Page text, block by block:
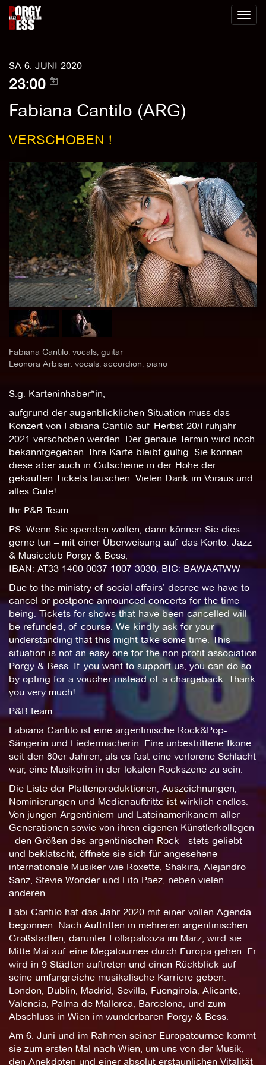
Toggle
SA 6. JUNI 2020
23:00
Fabiana Cantilo (ARG)
VERSCHOBEN !
Fabiana Cantilo: vocals, guitar
Leonora Arbiser: vocals, accordion, piano
S.g. Karteninhaber*in,
aufgrund der augenblicklichen Situation muss das
Konzert von Fabiana Cantilo auf Herbst 20/Frühjahr
2021 verschoben werden. Der genaue Termin wird noch
bekanntgegeben. Ihre Karte bleibt gültig. Sie können
diese aber auch in Gutscheine in der Höhe der
gekauften Tickets tauschen. Vielen Dank im Voraus und
alles Gute!
Ihr P&B Team
PS: Wenn Sie spenden wollen, dann können Sie dies
gerne tun – mit einer Überweisung auf das Konto: Jazz
& Musicclub Porgy & Bess,
IBAN: AT33 1400 0037 1007 3030, BIC: BAWAATWW
Due to the ministry of social affairs’ decree we have to
cancel or postpone announced concerts for the time
being. Tickets for shows that have been cancelled will
be refunded, of course. We kindly ask for your
understanding that this might take some time. This
situation is not an easy one for the non-profit association
Porgy & Bess. If you want to support us, you can do so
by opting for a voucher instead of a chargeback. Thank
you very much!
P&B team
Fabiana Cantilo ist eine argentinische Rock&Pop-
Sängerin und Liedermacherin. Eine unbestrittene Ikone
seit den 80er Jahren, als es fast eine verlorene Schlacht
war, eine Musikerin in der lokalen Rockszene zu sein.
Die Liste der Plattenproduktionen, Auszeichnungen,
Nominierungen und Medienauftritte ist wirklich endlos.
Von jungen Argentiniern und Lateinamerikanern aller
Generationen sowie von ihren eigenen Künstlerkollegen
- den Größen des argentinischen Rock - stets geliebt
und beklatscht, öffnete sie sich für angesehene
internationale Musiker wie Roxette, Shakira, Alejandro
Sanz, Stevie Wonder und Fito Paez, neben vielen
anderen.
Fabi Cantilo hat das Jahr 2020 mit einer vollen Agenda
begonnen. Nach Auftritten in mehreren argentinischen
Großstädten, darunter Lollapalooza im März, wird sie
Mitte Mai auf eine Megatournee durch Europa gehen. Er
wird in 9 Städten auftreten und einen Rückblick auf
seine umfangreiche musikalische Karriere geben:
London, Dublin, Madrid, Sevilla, Fuengirola, Alicante,
Valencia, Palma de Mallorca, Barcelona, und zum
Abschluss in Wien im wunderbaren Porgy & Bess.
Am 6. Juni und im Rahmen seiner Europatournee kommt
sie zum ersten Mal nach Wien, um uns von der Musik,
den Anekdoten und einer absolut erstaunlichen Vitalität